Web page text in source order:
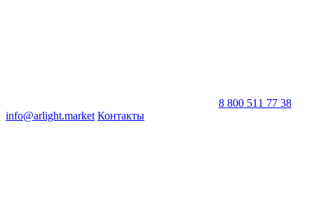
8 800 511 77 38
info@arlight.market Контакты